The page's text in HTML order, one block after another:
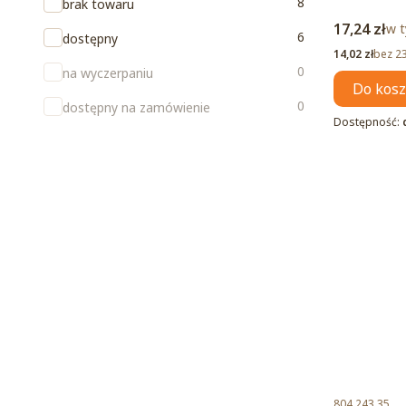
brak towaru
dostępny 6
na wyczerpaniu 0
dostępny na zamówienie 0
Cena
17,24 złw
w
Cena netto
14,02 złbez
Do
Dostępność:
Kod produktu